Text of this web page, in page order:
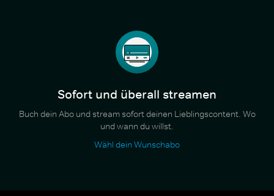
Sofort und überall streamen
Buch dein Abo und stream sofort deinen Lieblingscontent. Wo
und wann du willst.
Wähl dein Wunschabo